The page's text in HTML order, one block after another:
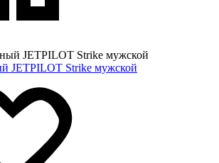
JETPILOT Strike мужской